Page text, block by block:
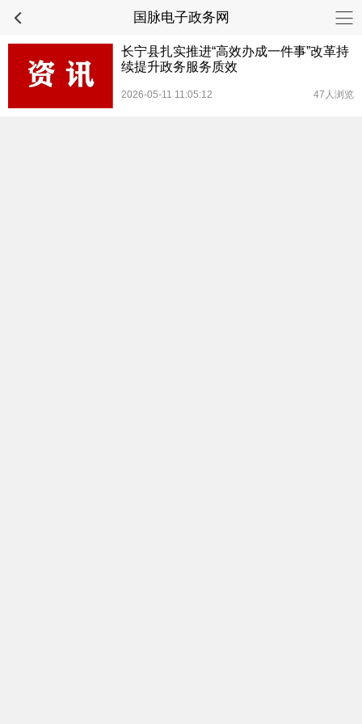
国脉电子政务网
长宁县扎实推进“高效办成一件事”改革持
续提升政务服务质效
2026-05-11 11:05:12 47人浏览